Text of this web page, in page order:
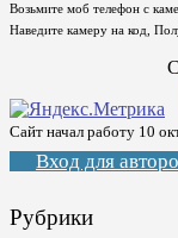
Возьмите моб телефон с
Наведите камеру на код,
Сайт начал работу 10
Вход для
Рубрики